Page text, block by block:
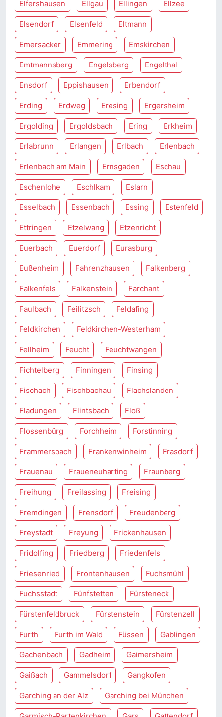
Elfershausen Ellgau Ellingen Ellzee
Elsendorf Elsenfeld Eltmann
Emersacker Emmering Emskirchen
Emtmannsberg Engelsberg Engelthal
Ensdorf Eppishausen Erbendorf
Erding Erdweg Eresing Ergersheim
Ergolding Ergoldsbach Ering Erkheim
Erlabrunn Erlangen Erlbach Erlenbach
Erlenbach am Main Ernsgaden Eschau
Eschenlohe Eschlkam Eslarn
Esselbach Essenbach Essing Estenfeld
Ettringen Etzelwang Etzenricht
Euerbach Euerdorf Eurasburg
Eußenheim Fahrenzhausen Falkenberg
Falkenfels Falkenstein Farchant
Faulbach Feilitzsch Feldafing
Feldkirchen Feldkirchen-Westerham
Fellheim Feucht Feuchtwangen
Fichtelberg Finningen Finsing
Fischach Fischbachau Flachslanden
Fladungen Flintsbach Floß
Flossenbürg Forchheim Forstinning
Frammersbach Frankenwinheim Frasdorf
Frauenau Fraueneuharting Fraunberg
Freihung Freilassing Freising
Fremdingen Frensdorf Freudenberg
Freystadt Freyung Frickenhausen
Fridolfing Friedberg Friedenfels
Friesenried Frontenhausen Fuchsmühl
Fuchsstadt Fünfstetten Fürsteneck
Fürstenfeldbruck Fürstenstein Fürstenzell
Furth Furth im Wald Füssen Gablingen
Gachenbach Gadheim Gaimersheim
Gaißach Gammelsdorf Gangkofen
Garching an der Alz Garching bei München